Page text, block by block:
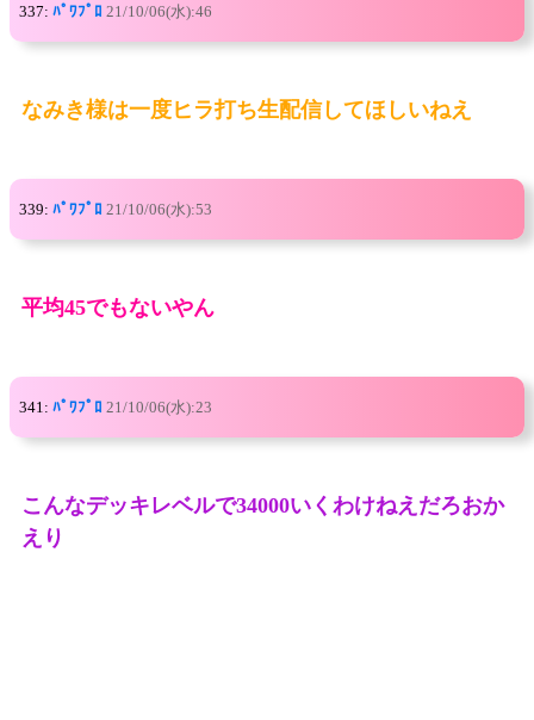
337: ﾊﾟﾜﾌﾟﾛ 21/10/06(水):46
なみき様は一度ヒラ打ち生配信してほしいねえ
339: ﾊﾟﾜﾌﾟﾛ 21/10/06(水):53
平均45でもないやん
341: ﾊﾟﾜﾌﾟﾛ 21/10/06(水):23
こんなデッキレベルで34000いくわけねえだろおか
えり